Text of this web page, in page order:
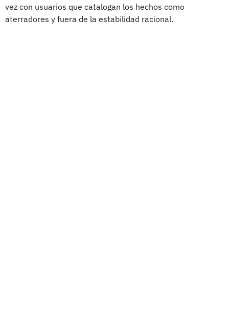
vez con usuarios que catalogan los hechos como
aterradores y fuera de la estabilidad racional.